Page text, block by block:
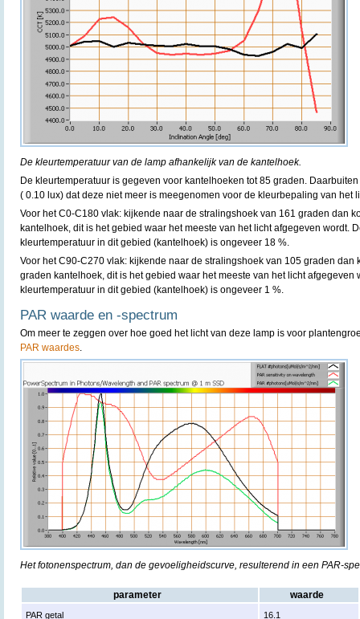
De kleurtemperatuur van de lamp afhankelijk van de kantelhoek.
De kleurtemperatuur is gegeven voor kantelhoeken tot 85 graden.
( 0.10 lux) dat deze niet meer is meegenomen voor de kleurbepaling van het
Voor het C0-C180 vlak: kijkende naar de stralingshoek van 161 graden dan
kantelhoek, dit is het gebied waar het meeste van het licht afgegeven wordt.
kleurtemperatuur in dit gebied (kantelhoek) is ongeveer 18 %.
Voor het C90-C270 vlak: kijkende naar de stralingshoek van 105 graden dan
graden kantelhoek, dit is het gebied waar het meeste van het licht afgegeven
kleurtemperatuur in dit gebied (kantelhoek) is ongeveer 1 %.
PAR waarde en -spectrum
Om meer te zeggen over hoe goed het licht van deze lamp is voor
PAR waardes.
Het fotonenspectrum, dan de gevoeligheidscurve, resulterend in een PAR-
parameter waarde
PAR getal 16.1